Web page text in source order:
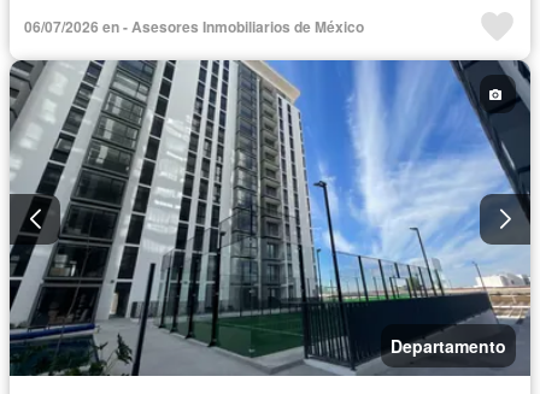
06/07/2026 en - Asesores Inmobiliarios de México
Departamento